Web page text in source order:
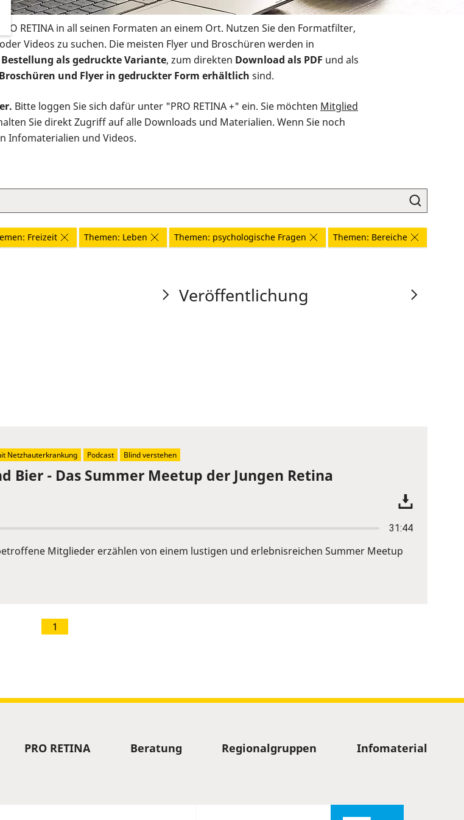
RETINA in all seinen Formaten an einem Ort. Nutzen Sie den Formatfilter,
Videos zu suchen. Die meisten Flyer und Broschüren werden in
als gedruckte Variante, zum direkten Download als PDF und als
und Flyer in gedruckter Form erhältlich sind.
Bitte loggen Sie sich dafür unter "PRO RETINA +" ein. Sie möchten Mitglied
Sie direkt Zugriff auf alle Downloads und Materialien. Wenn Sie noch
Infomaterialien und Videos.
Freizeit Themen: Leben Themen: psychologische Fragen
Themen: Bereiche
Veröffentlichung
Bier - Das Summer Meetup der Jungen Retina
31:44
Mitglieder erzählen von einem lustigen und erlebnisreichen Summer Meetup
Netzhauterkrankung Podcast Blind verstehen
1
PRO RETINA Beratung Regionalgruppen Infomaterial